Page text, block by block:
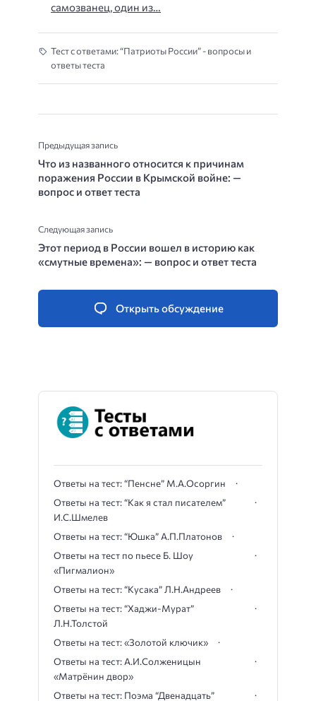
самозванец, один из…
Тест с ответами: “Патриоты России” - вопросы и
ответы теста
Предыдущая запись
Что из названного относится к причинам
поражения России в Крымской войне: —
вопрос и ответ теста
Следующая запись
Этот период в России вошел в историю как
«смутные времена»: — вопрос и ответ теста
Открыть обсуждение
Ответы на тест: “Пенсне” М.А.Осоргин
Ответы на тест: “Как я стал писателем”
И.С.Шмелев
Ответы на тест: “Юшка” А.П.Платонов
Ответы на тест по пьесе Б. Шоу
«Пигмалион»
Ответы на тест: “Кусака” Л.Н.Андреев
Ответы на тест: “Хаджи-Мурат”
Л.Н.Толстой
Ответы на тест: «Золотой ключик»
Ответы на тест: А.И.Солженицын
«Матрёнин двор»
Ответы на тест: Поэма “Двенадцать”